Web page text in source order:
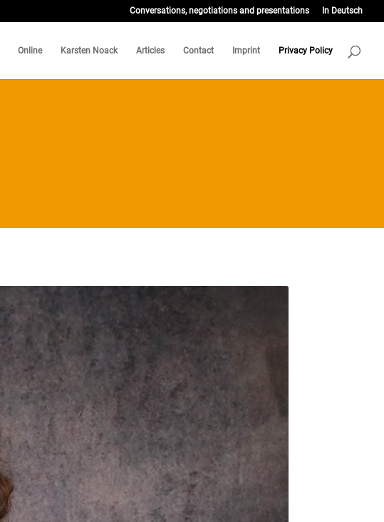
Conversations, negotiations and presentations In Deutsch
Online Karsten Noack Articles Contact Imprint Privacy Policy